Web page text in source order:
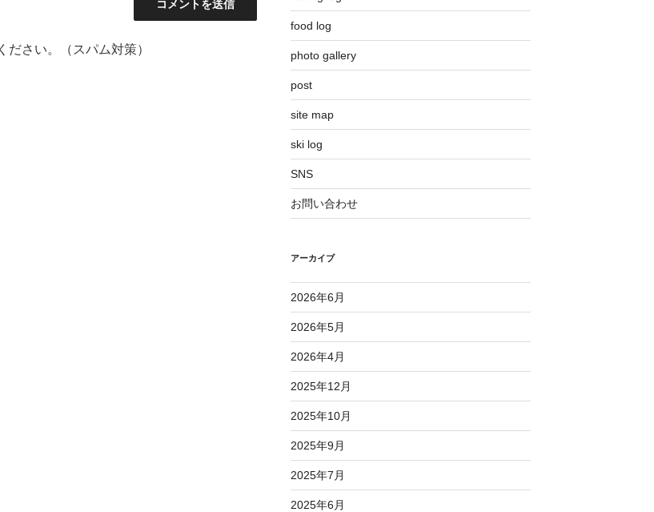
さい。（スパム対策）
food log
photo gallery
post
site map
ski log
SNS
お問い合わせ
アーカイブ
2026年6月
2026年5月
2026年4月
2025年12月
2025年10月
2025年9月
2025年7月
2025年6月